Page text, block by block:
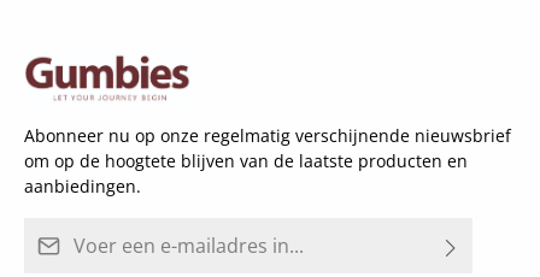
Abonneer nu op onze regelmatig verschijnende nieuwsbrief
om op de hoogtete blijven van de laatste producten en
aanbiedingen.